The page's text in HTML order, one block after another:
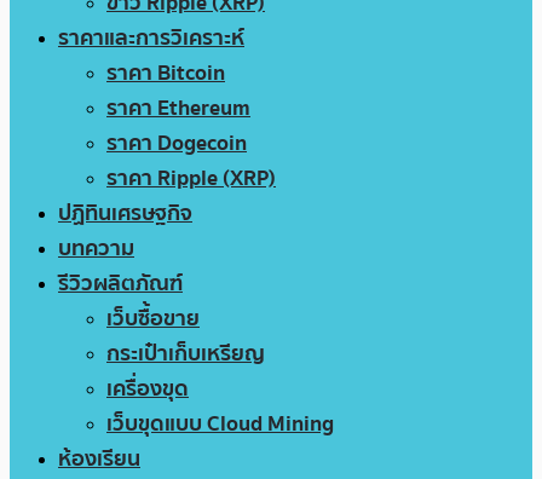
ราคาและการวิเคราะห์
ราคา Bitcoin
ราคา Ethereum
ราคา Dogecoin
ราคา Ripple (XRP)
ปฏิทินเศรษฐกิจ
บทความ
รีวิวผลิตภัณฑ์
เว็บซื้อขาย
กระเป๋าเก็บเหรียญ
เครื่องขุด
เว็บขุดแบบ Cloud Mining
ห้องเรียน